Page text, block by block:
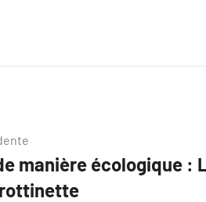
manière écologique :